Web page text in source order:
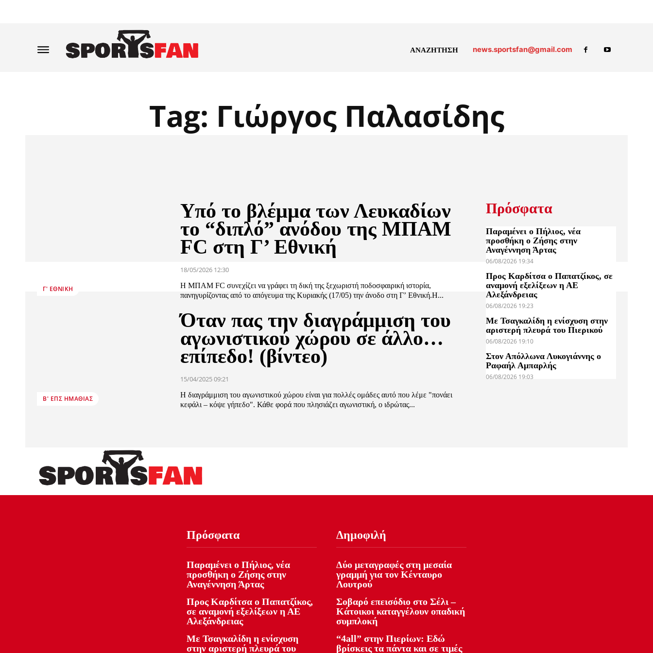
ΑΝΑΖΗΤΗΣΗ news.sportsfan@gmail.com
Tag: Γιώργος Παλασίδης
Γ' ΕΘΝΙΚΉ
Υπό το βλέμμα των Λευκαδίων
το “διπλό” ανόδου της ΜΠΑΜ
FC στη Γ’ Εθνική
18/05/2026 12:30
Η ΜΠΑΜ FC συνεχίζει να γράφει τη δική της ξεχωριστή ποδοσφαιρική ιστορία,
πανηγυρίζοντας από το απόγευμα της Κυριακής (17/05) την άνοδο στη Γ’ Εθνική.Η...
Β' ΕΠΣ ΗΜΑΘΊΑΣ
Όταν πας την διαγράμμιση του
αγωνιστικού χώρου σε άλλο…
επίπεδο! (βίντεο)
15/04/2025 09:21
Η διαγράμμιση του αγωνιστικού χώρου είναι για πολλές ομάδες αυτό που λέμε "πονάει
κεφάλι – κόψε γήπεδο". Κάθε φορά που πλησιάζει αγωνιστική, ο ιδρώτας...
Πρόσφατα
Παραμένει ο Πήλιος, νέα
προσθήκη ο Ζήσης στην
Αναγέννηση Άρτας
06/08/2026 19:34
Προς Καρδίτσα ο Παπατζίκος, σε
αναμονή εξελίξεων η ΑΕ
Αλεξάνδρειας
06/08/2026 19:23
Με Τσαγκαλίδη η ενίσχυση στην
αριστερή πλευρά του Πιερικού
06/08/2026 19:10
Στον Απόλλωνα Λυκογιάννης ο
Ραφαήλ Αμπαρλής
06/08/2026 19:03
Πρόσφατα
Παραμένει ο Πήλιος, νέα
προσθήκη ο Ζήσης στην
Αναγέννηση Άρτας
Προς Καρδίτσα ο Παπατζίκος,
σε αναμονή εξελίξεων η ΑΕ
Αλεξάνδρειας
Με Τσαγκαλίδη η ενίσχυση
στην αριστερή πλευρά του
Δημοφιλή
Δύο μεταγραφές στη μεσαία
γραμμή για τον Κένταυρο
Λουτρού
Σοβαρό επεισόδιο στο Σέλι –
Κάτοικοι καταγγέλουν οπαδική
συμπλοκή
“4all” στην Πιερίων: Εδώ
βρίσκεις τα πάντα και σε τιμές